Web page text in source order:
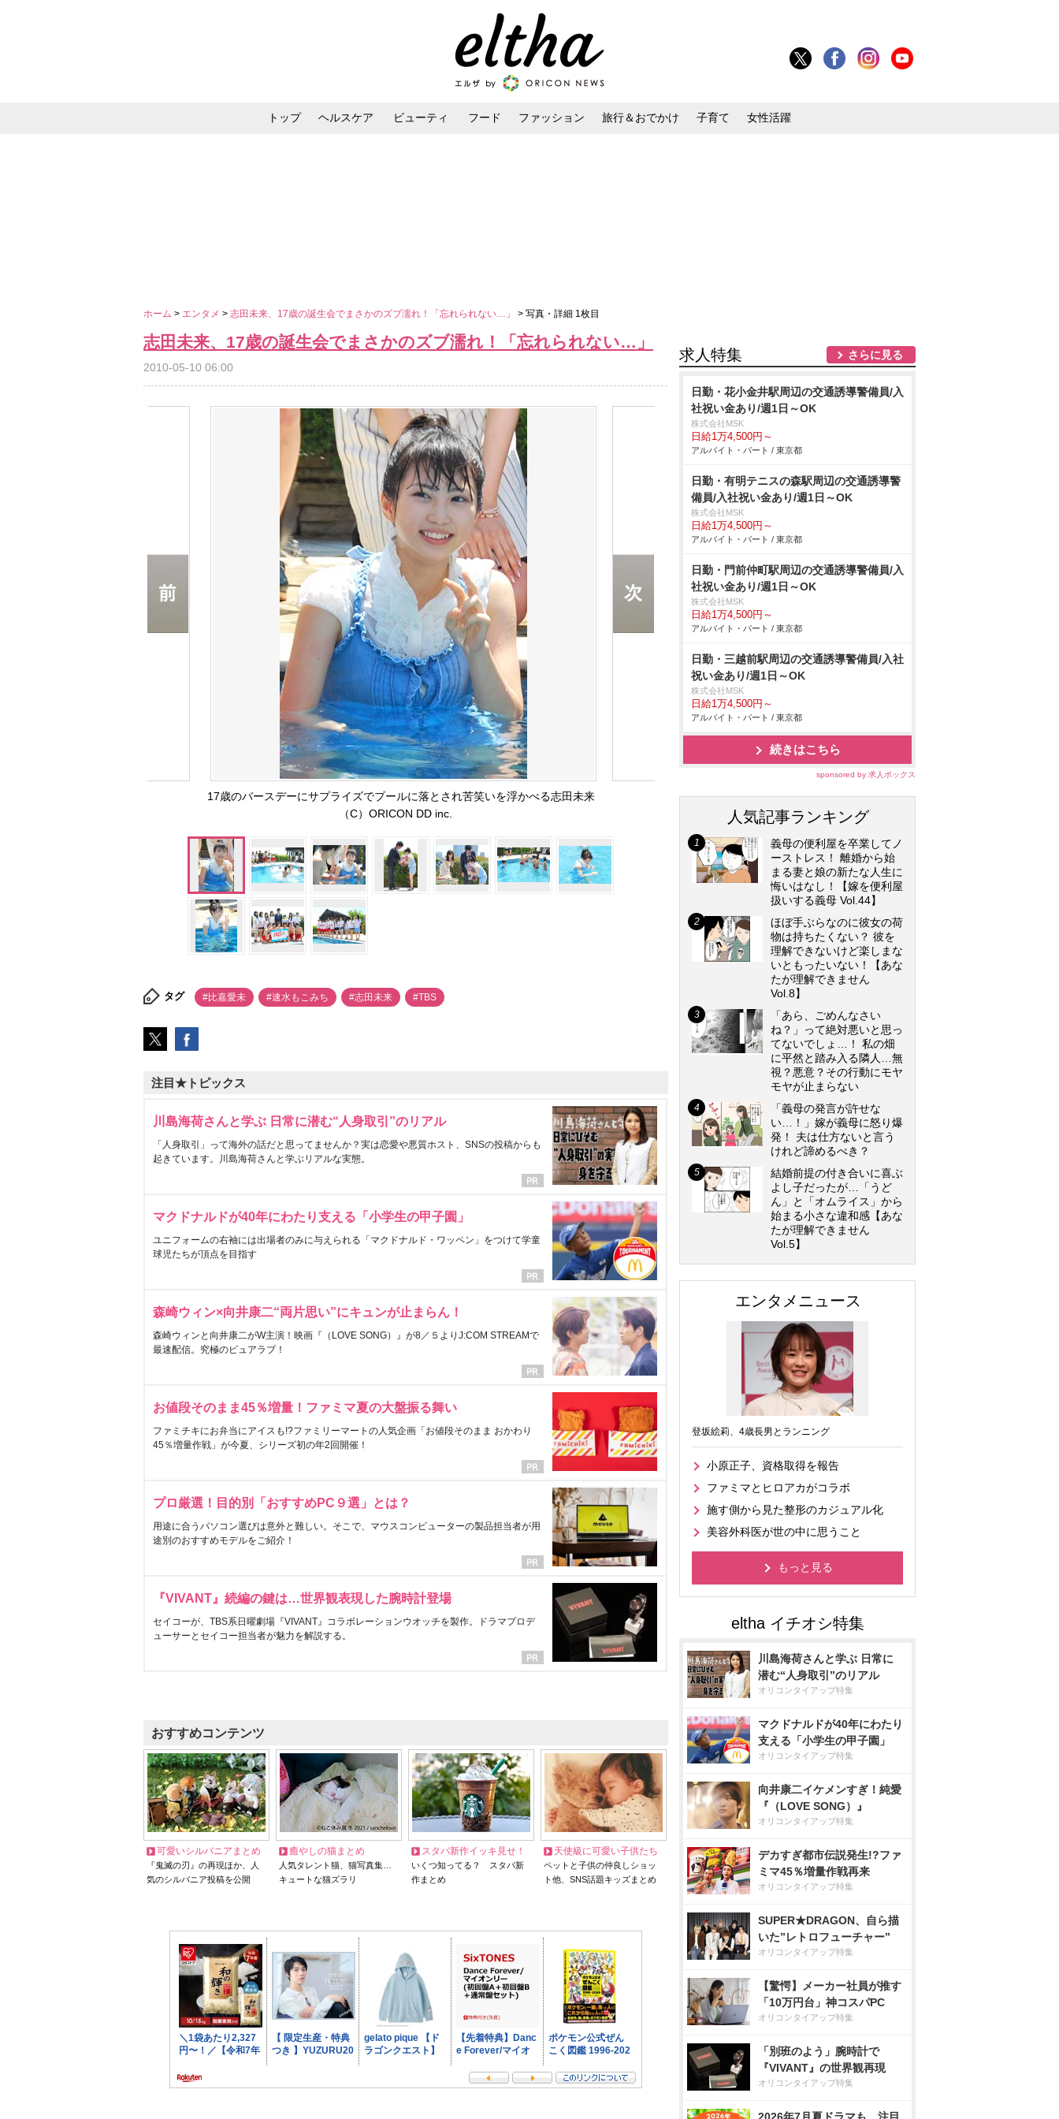
トップ ヘルスケア ビューティ フード ファッション 旅行＆おでかけ 子育て 女性活躍
ホーム > エンタメ > 志田未来、17歳の誕生会でまさかのズブ濡れ！「忘れられない…」 > 写真・詳細 1枚目
志田未来、17歳の誕生会でまさかのズブ濡れ！「忘れられない…」
2010-05-10 06:00
17歳のバースデーにサプライズでプールに落とされ苦笑いを浮かべる志田未来
（C）ORICON DD inc.
タグ #比嘉愛未 #速水もこみち #志田未来 #TBS
注目★トピックス
川島海荷さんと学ぶ 日常に潜む“人身取引”のリアル
「人身取引」って海外の話だと思ってませんか？実は恋愛や悪質ホスト、SNSの投稿からも
起きています。川島海荷さんと学ぶリアルな実態。
マクドナルドが40年にわたり支える「小学生の甲子園」
ユニフォームの右袖には出場者のみに与えられる「マクドナルド・ワッペン」をつけて学童
球児たちが頂点を目指す
森崎ウィン×向井康二“両片思い”にキュンが止まらん！
森崎ウィンと向井康二がW主演！映画『（LOVE SONG）』が8／５よりJ:COM STREAMで
最速配信。究極のピュアラブ！
お値段そのまま45％増量！ファミマ夏の大盤振る舞い
ファミチキにお弁当にアイスも!?ファミリーマートの人気企画「お値段そのまま おかわり
45％増量作戦」が今夏、シリーズ初の年2回開催！
プロ厳選！目的別「おすすめPC９選」とは？
用途に合うパソコン選びは意外と難しい。そこで、マウスコンピューターの製品担当者が用
途別のおすすめモデルをご紹介！
『VIVANT』続編の鍵は…世界観表現した腕時計登場
セイコーが、TBS系日曜劇場『VIVANT』コラボレーションウオッチを製作。ドラマプロデ
ューサーとセイコー担当者が魅力を解説する。
おすすめコンテンツ
可愛いシルバニアまとめ
『鬼滅の刃』の再現ほか、人
気のシルバニア投稿を公開
癒やしの猫まとめ
人気タレント猫、猫写真集…
キュートな猫ズラリ
スタバ新作イッキ見せ！
いくつ知ってる？ スタバ新
作まとめ
天使級に可愛い子供たち
ペットと子供の仲良しショッ
ト他、SNS話題キッズまとめ
求人特集 さらに見る
日勤・花小金井駅周辺の交通誘導警備員/入
社祝い金あり/週1日～OK
株式会社MSK
日給1万4,500円～
アルバイト・パート / 東京都
日勤・有明テニスの森駅周辺の交通誘導警
備員/入社祝い金あり/週1日～OK
株式会社MSK
日給1万4,500円～
アルバイト・パート / 東京都
日勤・門前仲町駅周辺の交通誘導警備員/入
社祝い金あり/週1日～OK
株式会社MSK
日給1万4,500円～
アルバイト・パート / 東京都
日勤・三越前駅周辺の交通誘導警備員/入社
祝い金あり/週1日～OK
株式会社MSK
日給1万4,500円～
アルバイト・パート / 東京都
続きはこちら
sponsored by 求人ボックス
人気記事ランキング
義母の便利屋を卒業してノ
ーストレス！ 離婚から始
まる妻と娘の新たな人生に
悔いはなし！【嫁を便利屋
扱いする義母 Vol.44】
ほぼ手ぶらなのに彼女の荷
物は持ちたくない？ 彼を
理解できないけど楽しまな
いともったいない！【あな
たが理解できません
Vol.8】
「あら、ごめんなさい
ね？」って絶対悪いと思っ
てないでしょ…！ 私の畑
に平然と踏み入る隣人…無
視？悪意？その行動にモヤ
モヤが止まらない
「義母の発言が許せな
い…！」嫁が義母に怒り爆
発！ 夫は仕方ないと言う
けれど諦めるべき？
結婚前提の付き合いに喜ぶ
よし子だったが…「うど
ん」と「オムライス」から
始まる小さな違和感【あな
たが理解できません
Vol.5】
エンタメニュース
登坂絵莉、4歳長男とランニング
小原正子、資格取得を報告
ファミマとヒロアカがコラボ
施す側から見た整形のカジュアル化
美容外科医が世の中に思うこと
もっと見る
川島海荷さんと学ぶ 日常に
潜む“人身取引”のリアル
オリコンタイアップ特集
マクドナルドが40年にわたり
支える「小学生の甲子園」
オリコンタイアップ特集
向井康二イケメンすぎ！純愛
『（LOVE SONG）』
オリコンタイアップ特集
デカすぎ都市伝説発生!?ファ
ミマ45％増量作戦再来
オリコンタイアップ特集
SUPER★DRAGON、自ら描
いた”レトロフューチャー”
オリコンタイアップ特集
【驚愕】メーカー社員が推す
「10万円台」神コスパPC
オリコンタイアップ特集
「別班のよう」腕時計で
『VIVANT』の世界観再現
オリコンタイアップ特集